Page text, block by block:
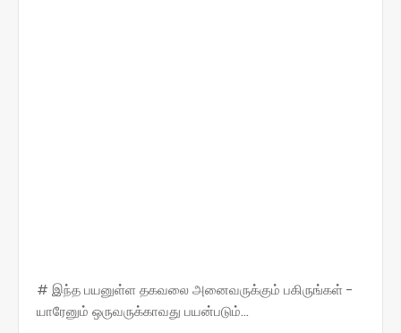
# இந்த பயனுள்ள தகவலை அனைவருக்கும் பகிருங்கள் -
யாரேனும் ஒருவருக்காவது பயன்படும்...